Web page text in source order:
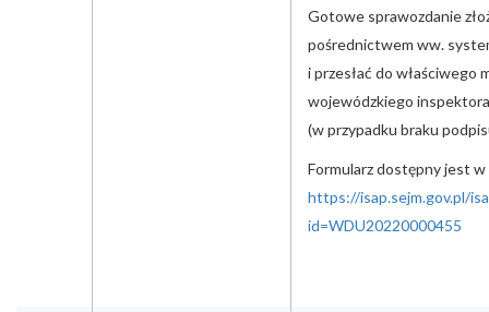
Gotowe sprawozdanie
pośrednictwem ww.
i przesłać do właściwego
wojewódzkiego
(w przypadku braku
Formularz dostępny jest
https://isap.sejm.gov.pl/
id=WDU20220000455